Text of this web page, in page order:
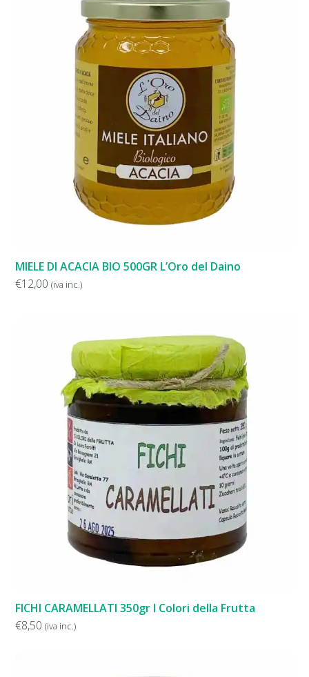
MIELE DI ACACIA BIO 500GR L’Oro del Daino
€12,00 (iva inc.)
FICHI CARAMELLATI 350gr I Colori della Frutta
€8,50 (iva inc.)